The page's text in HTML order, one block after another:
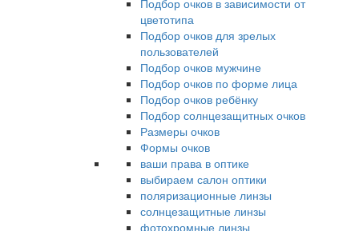
Подбор очков в зависимости от
цветотипа
Подбор очков для зрелых
пользователей
Подбор очков мужчине
Подбор очков по форме лица
Подбор очков ребёнку
Подбор солнцезащитных очков
Размеры очков
Формы очков
ваши права в оптике
выбираем салон оптики
поляризационные линзы
солнцезащитные линзы
фотохромные линзы